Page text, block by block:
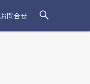
お問合せ